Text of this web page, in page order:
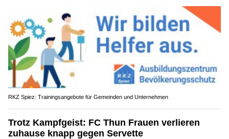
RKZ Spiez: Trainingsangebote für Gemeinden und Unternehmen
Trotz Kampfgeist: FC Thun Frauen verlieren
zuhause knapp gegen Servette